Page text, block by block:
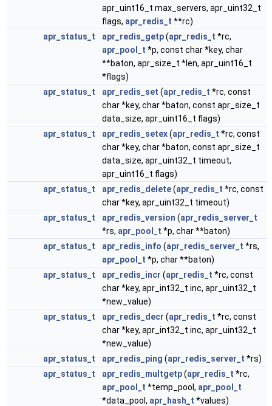
apr_uint16_t max_servers, apr_uint32_t
flags, apr_redis_t **rc)
apr_status_t
apr_redis_getp(apr_redis_t *rc,
apr_pool_t *p, const char *key, char
**baton, apr_size_t *len, apr_uint16_t
*flags)
apr_status_t
apr_redis_set (apr_redis_t *rc, const
char *key, char *baton, const apr_size_t
data_size, apr_uint16_t flags)
apr_status_t
apr_redis_setex(apr_redis_t *rc, const
char *key, char *baton, const apr_size_t
data_size, apr_uint32_t timeout,
apr_uint16_t flags)
apr_status_t
apr_redis_delete(apr_redis_t *rc, const
char *key, apr_uint32_t timeout)
apr_status_t
apr_redis_version (apr_redis_server_t
*rs, apr_pool_t *p, char **baton)
apr_status_t
apr_redis_info (apr_redis_server_t *rs,
apr_pool_t *p, char **baton)
apr_status_t
apr_redis_incr (apr_redis_t *rc, const
char *key, apr_int32_t inc, apr_uint32_t
*new_value)
apr_status_t
apr_redis_decr (apr_redis_t *rc, const
char *key, apr_int32_t inc, apr_uint32_t
*new_value)
apr_status_t
apr_redis_ping (apr_redis_server_t *rs)
apr_status_t
apr_redis_multgetp(apr_redis_t *rc,
apr_pool_t *temp_pool, apr_pool_t
*data_pool, apr_hash_t *values)